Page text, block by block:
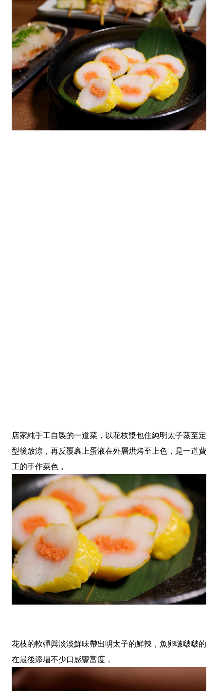
店家純手工自製的一道菜，以花枝漿包住純明太子蒸至定
型後放涼，再反覆裹上蛋液在外層烘烤至上色，是一道費
工的手作菜色，
花枝的軟彈與淡淡鮮味帶出明太子的鮮辣，魚卵啵啵啵的
在最後添增不少口感豐富度，